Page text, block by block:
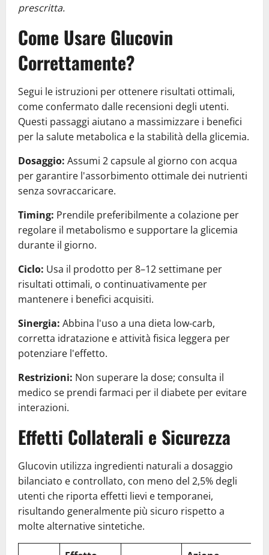
prescritta.
Come Usare Glucovin
Correttamente?
Segui le istruzioni per ottenere risultati ottimali,
come confermato dalle recensioni degli utenti.
Questi passaggi aiutano a massimizzare i benefici
per la salute metabolica e la stabilità della glicemia.
Dosaggio: Assumi 2 capsule al giorno con acqua
per garantire l'assorbimento ottimale dei nutrienti
senza sovraccaricare.
Timing: Prendile preferibilmente a colazione per
regolare il metabolismo e supportare la glicemia
durante il giorno.
Ciclo: Usa il prodotto per 8–12 settimane per
risultati ottimali, o continuativamente per
mantenere i benefici acquisiti.
Sinergia: Abbina l'uso a una dieta low-carb,
corretta idratazione e attività fisica leggera per
potenziare l'effetto.
Restrizioni: Non superare la dose; consulta il
medico se prendi farmaci per il diabete per evitare
interazioni.
Effetti Collaterali e Sicurezza
Glucovin utilizza ingredienti naturali a dosaggio
bilanciato e controllato, con meno del 2,5% degli
utenti che riporta effetti lievi e temporanei,
risultando generalmente più sicuro rispetto a
molte alternative sintetiche.